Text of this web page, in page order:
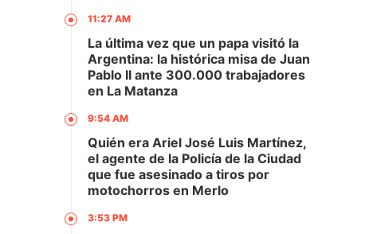
11:27 AM
La última vez que un papa visitó la
Argentina: la histórica misa de Juan
Pablo II ante 300.000 trabajadores
en La Matanza
9:54 AM
Quién era Ariel José Luis Martínez,
el agente de la Policía de la Ciudad
que fue asesinado a tiros por
motochorros en Merlo
3:53 PM